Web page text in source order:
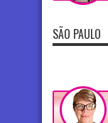
SÃO PAULO